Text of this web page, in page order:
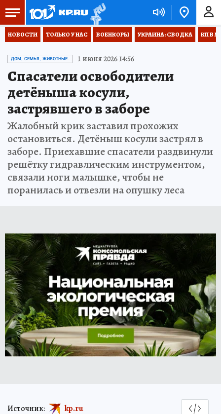
НОВОСТИ ТОЛЬКО У НАС ВОЕНКОРЫ УКРАИНА: СВОДКА КП В
ДОМ, СЕМЬЯ, ЖИВОТНЫЕ. 1 июня 2026 14:56
Спасатели освободители
детёныша косули,
застрявшего в заборе
Жалобный крик заставил прохожих
остановиться. Детёныш косули застрял в
заборе. Приехавшие спасатели раздвинули
решётку гидравлическим инструментом,
связали ноги малышке, чтобы не
поранилась и отвезли на опушку леса
Источник: kp.ru